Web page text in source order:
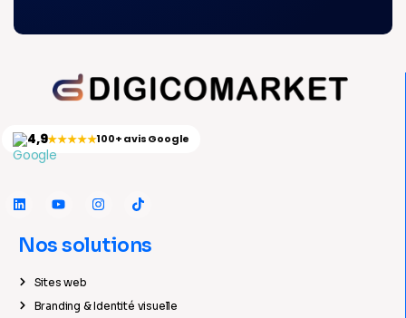
4,9★★★★★100+ avis Google
Nos solutions
Sites web
Branding & Identité visuelle